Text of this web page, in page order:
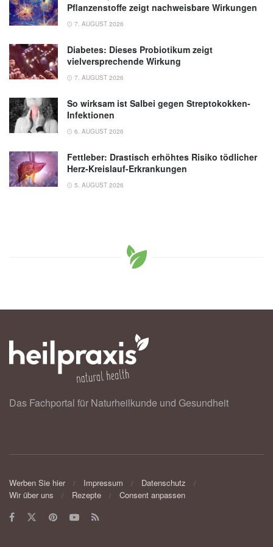
Pflanzenstoffe zeigt nachweisbare Wirkungen
7. AUGUST 2026
Diabetes: Dieses Probiotikum zeigt
vielversprechende Wirkung
7. AUGUST 2026
So wirksam ist Salbei gegen Streptokokken-
Infektionen
6. AUGUST 2026
Fettleber: Drastisch erhöhtes Risiko tödlicher
Herz-Kreislauf-Erkrankungen
5. AUGUST 2026
Das Fachportal für Naturheilkunde und Gesundheit
Werben Sie hier Impressum
Datenschutz
Wir über uns
Rezepte Consent anpassen